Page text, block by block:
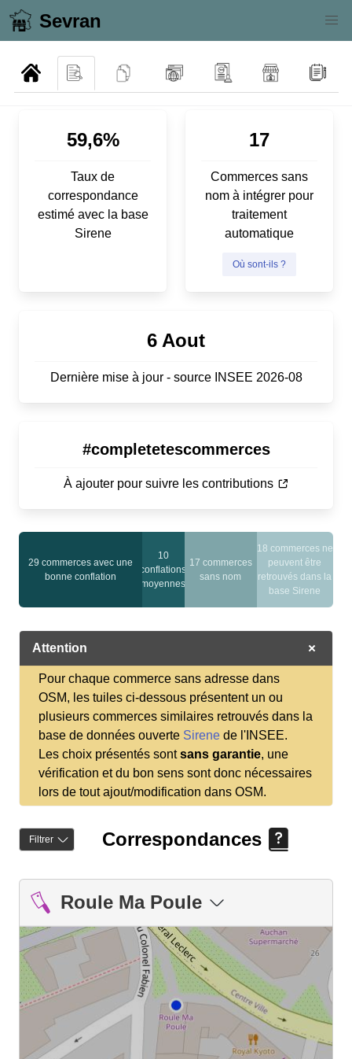
Sevran
59,6%
Taux de
correspondance
estimé avec la base
Sirene
17
Commerces sans
nom à intégrer pour
traitement
automatique
Où sont-ils ?
6 Aout
Dernière mise à jour - source INSEE 2026-08
#completetescommerces
À ajouter pour suivre les contributions
29 commerces avec une
bonne conflation
10
conflations
moyennes
17 commerces
sans nom
18 commerces ne
peuvent être
retrouvés dans la
base Sirene
Attention
Pour chaque commerce sans adresse dans
OSM, les tuiles ci-dessous présentent un ou
plusieurs commerces similaires retrouvés dans la
base de données ouverte Sirene de l'INSEE.
Les choix présentés sontsans garantie, une
vérification et du bon sens sont donc nécessaires
lors de tout ajout/modification dans OSM.
Filtrer Correspondances
Roule Ma Poule